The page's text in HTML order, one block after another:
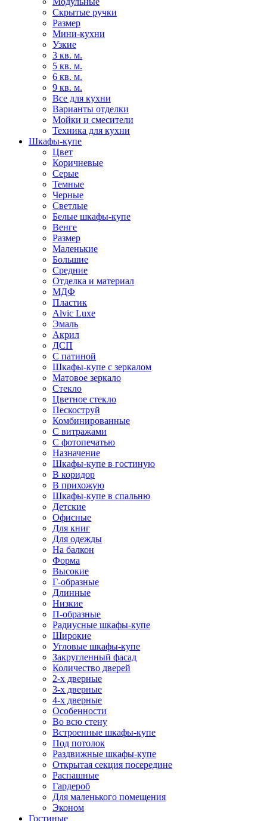
Скрытые ручки
Размер
Мини-кухни
Узкие
3 кв. м.
5 кв. м.
6 кв. м.
9 кв. м.
Все для кухни
Варианты отделки
Мойки и смесители
Техника для кухни
Шкафы-купе
Цвет
Коричневые
Серые
Темные
Черные
Светлые
Белые шкафы-купе
Венге
Размер
Маленькие
Большие
Средние
Отделка и материал
МДФ
Пластик
Alvic Luxe
Эмаль
Акрил
ДСП
С патиной
Шкафы-купе с зеркалом
Матовое зеркало
Стекло
Цветное стекло
Пескоструй
Комбинированные
С витражами
С фотопечатью
Назначение
Шкафы-купе в гостиную
В коридор
В прихожую
Шкафы-купе в спальню
Детские
Офисные
Для книг
Для одежды
На балкон
Форма
Высокие
Г-образные
Длинные
Низкие
П-образные
Радиусные шкафы-купе
Широкие
Угловые шкафы-купе
Закругленный фасад
Количество дверей
2-х дверные
3-х дверные
4-х дверные
Особенности
Во всю стену
Встроенные шкафы-купе
Под потолок
Раздвижные шкафы-купе
Открытая секция посередине
Распашные
Гардероб
Для маленького помещения
Эконом
Гостиные